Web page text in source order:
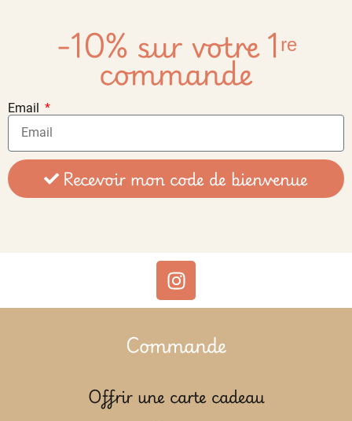
-10% sur votre 1ʳᵉ
commande
Email
Recevoir mon code de bienvenue
Commande
Offrir une carte cadeau